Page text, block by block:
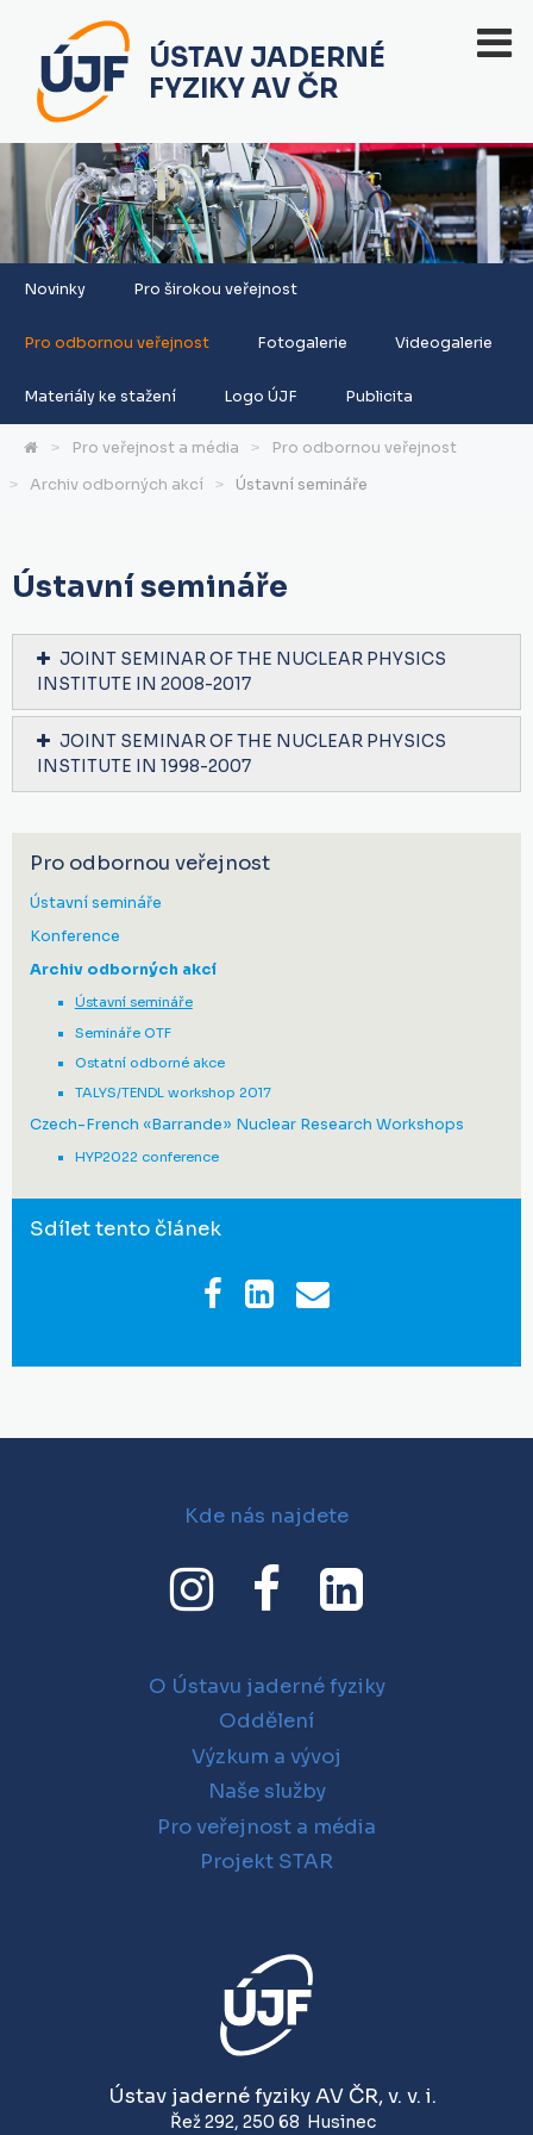
ÚSTAV JADERNÉ
FYZIKY AV ČR
Novinky Pro širokou veřejnost
Pro odbornou veřejnost Fotogalerie Videogalerie
Materiály ke stažení Logo ÚJF Publicita
Pro veřejnost a média
Pro odbornou veřejnost
Archiv odborných akcí
Ústavní semináře
Ústavní semináře
JOINT SEMINAR OF THE NUCLEAR PHYSICS
INSTITUTE IN 2008-2017
JOINT SEMINAR OF THE NUCLEAR PHYSICS
INSTITUTE IN 1998-2007
Pro odbornou veřejnost
Ústavní semináře
Konference
Archiv odborných akcí
Ústavní semináře
Semináře OTF
Ostatní odborné akce
TALYS/TENDL workshop 2017
Czech-French «Barrande» Nuclear Research Workshops
HYP2022 conference
Sdílet tento článek
Kde nás najdete
O Ústavu jaderné fyziky
Oddělení
Výzkum a vývoj
Naše služby
Pro veřejnost a média
Projekt STAR
Ústav jaderné fyziky AV ČR, v. v. i.
Řež 292, 250 68 Husinec